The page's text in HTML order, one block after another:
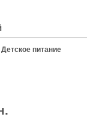
Детское питание